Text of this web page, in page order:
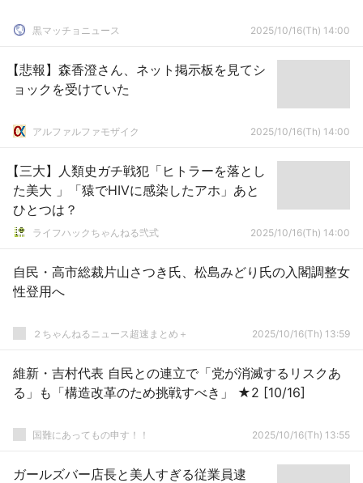
黒マッチョニュース 2025/10/16(Th) 14:00
【悲報】森香澄さん、ネット掲示板を見てシ
ョックを受けていた
アルファルファモザイク 2025/10/16(Th) 14:00
【三大】人類史ガチ戦犯「ヒトラーを落とし
た美大 」「猿でHIVに感染したアホ」あと
ひとつは？
ライフハックちゃんねる弐式 2025/10/16(Th) 14:00
自民・高市総裁片山さつき氏、松島みどり氏の入閣調整女
性登用へ
２ちゃんねるニュース超速まとめ＋ 2025/10/16(Th) 13:59
維新・吉村代表 自民との連立で「党が消滅するリスクあ
る」も「構造改革のため挑戦すべき」 ★2 [10/16]
国難にあってもの申す！！ 2025/10/16(Th) 13:55
ガールズバー店長と美人すぎる従業員逮